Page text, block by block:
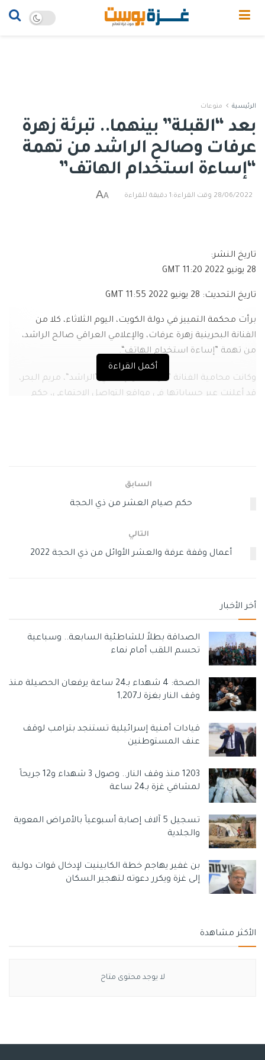
الرئيسية منوعات
بعد “القبلة” بينهما.. تبرئة زهرة
عرفات وصالح الراشد من تهمة
“إساءة استخدام الهاتف”
28/06/2022 وقت القراءة:1 دقيقة للقراءة A
A
تاريخ النشر:
28 يونيو 2022 11:20
تاريخ التحديث: 28 يونيو 2022 11:55
برأت محكمة التمييز في دولة الكويت، اليوم الثلاثاء، كلا من
الفنانة البحرينية زهرة عرفات، والإعلامي العراقي صالح الراشد،
من تهمة ”إساءة استخدام الهاتف“.
وكانت محامية الفنانة ”عرفات“ والإعلامي ”الراشد“، مريم البحر،
قد أعلنت عبر حساباتها في مواقع التواصل الاجتماعي، حكم
كل من المشهورين على الحكم المتعلق بالبراءة وتفاصيل
القضية، إلا أن كلا من زهرة عرفات وصالح الراشد، كانا قد أثارا
الإعلامي العراقي، في مقطع فيديو نشراه عبر حساباتهما في
مواقع التواصل.
بمناسبة عيد ميلادها، لترد ”عرفات“ على الهدية بقيامها بتقبيل
”الراشد“، معلقة أنها ”على علم بأن قبلتها له ستتسبب
ورد الإعلامي العراقي آنذاك بالقول، إنها ”مثل أخته“، في محاولة
لتبرير القبلة بينهما.
أكمل القراءة
السابق
حكم صيام العشر من ذي الحجة
التالي
أعمال وقفة عرفة والعشر الأوائل من ذي الحجة 2022
أخر الأخبار
الصداقة بطلاً للشاطئية السابعة.. وسباعية
تحسم اللقب أمام نماء
الصحة: 4 شهداء بـ24 ساعة يرفعان الحصيلة منذ
وقف النار بغزة لـ1,207
قيادات أمنية إسرائيلية تستنجد بترامب لوقف
عنف المستوطنين
1203 منذ وقف النار.. وصول 3 شهداء و12 جريحاً
لمشافي غزة بـ24 ساعة
تسجيل 5 آلاف إصابة أسبوعياً بالأمراض المعوية
والجلدية
بن غفير يهاجم خطة الكابينيت لإدخال قوات دولية
إلى غزة ويكرر دعوته لتهجير السكان
الأكثر مشاهدة
لا يوجد محتوى متاح